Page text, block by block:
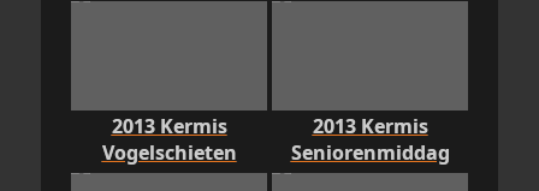
2013 Kermis
Vogelschieten
2013 Kermis
Seniorenmiddag